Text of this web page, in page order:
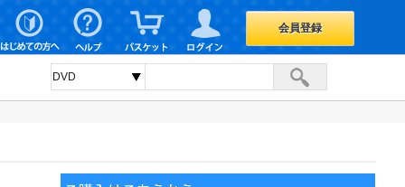
会員登録